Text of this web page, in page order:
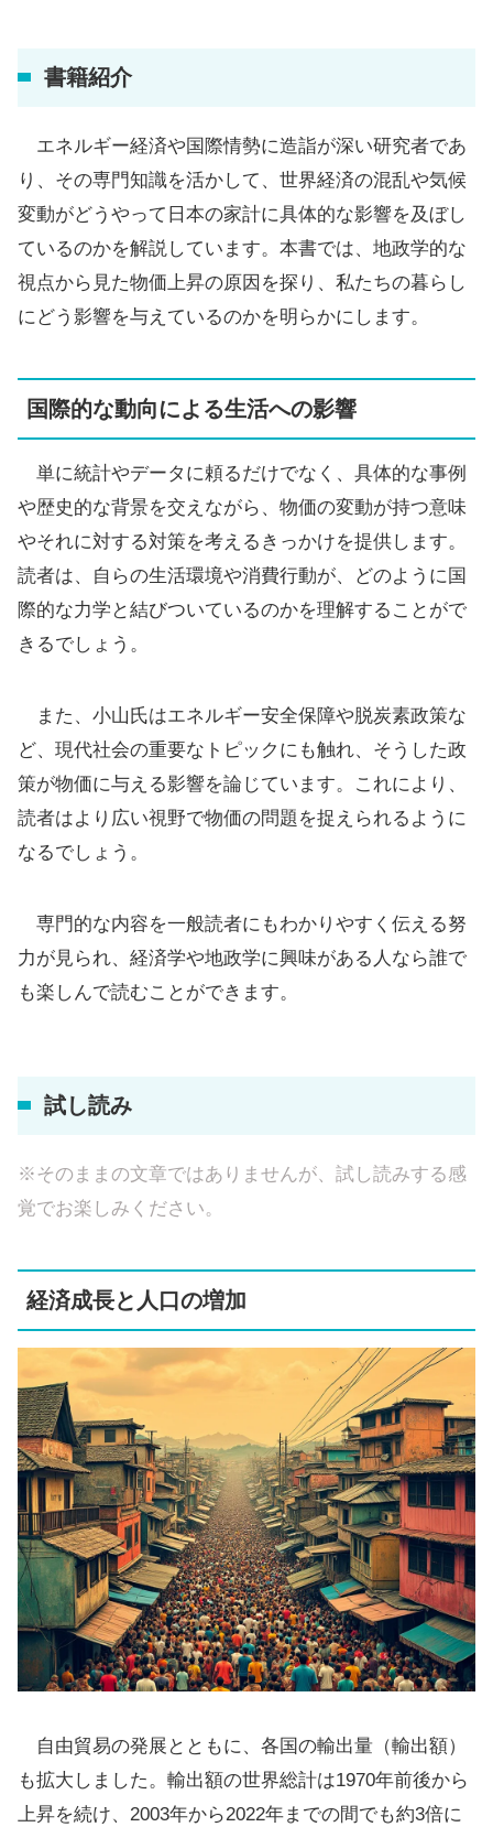
書籍紹介
エネルギー経済や国際情勢に造詣が深い研究者であ
り、その専門知識を活かして、世界経済の混乱や気候
変動がどうやって日本の家計に具体的な影響を及ぼし
ているのかを解説しています。本書では、地政学的な
視点から見た物価上昇の原因を探り、私たちの暮らし
にどう影響を与えているのかを明らかにします。
国際的な動向による生活への影響
単に統計やデータに頼るだけでなく、具体的な事例
や歴史的な背景を交えながら、物価の変動が持つ意味
やそれに対する対策を考えるきっかけを提供します。
読者は、自らの生活環境や消費行動が、どのように国
際的な力学と結びついているのかを理解することがで
きるでしょう。
また、小山氏はエネルギー安全保障や脱炭素政策な
ど、現代社会の重要なトピックにも触れ、そうした政
策が物価に与える影響を論じています。これにより、
読者はより広い視野で物価の問題を捉えられるように
なるでしょう。
専門的な内容を一般読者にもわかりやすく伝える努
力が見られ、経済学や地政学に興味がある人なら誰で
も楽しんで読むことができます。
試し読み
※そのままの文章ではありませんが、試し読みする感
覚でお楽しみください。
経済成長と人口の増加
自由貿易の発展とともに、各国の輸出量（輸出額）
も拡大しました。輸出額の世界総計は1970年前後から
上昇を続け、2003年から2022年までの間でも約3倍に